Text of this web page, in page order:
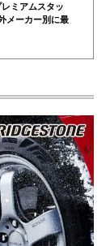
ミアムスタッ
メーカー別に最